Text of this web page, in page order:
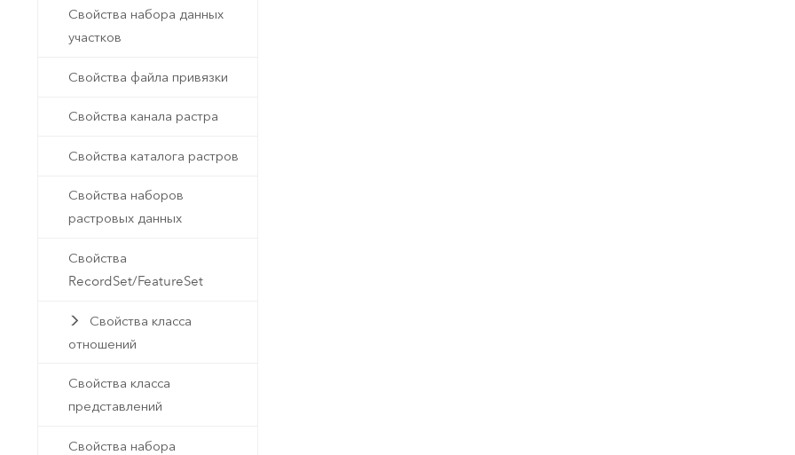
Свойства набора данных
участков
Свойства файла привязки
Свойства канала растра
Свойства каталога растров
Свойства наборов
растровых данных
Свойства
RecordSet/FeatureSet
Свойства класса
отношений
Свойства класса
представлений
Свойства набора